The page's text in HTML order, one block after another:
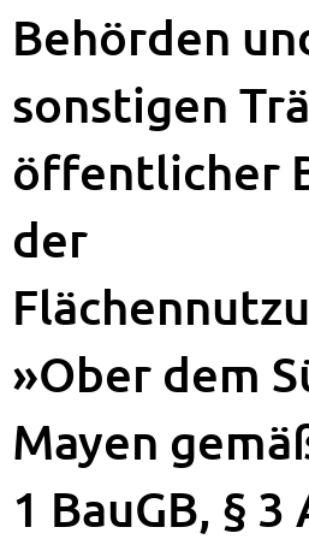
Behörden
sonstigen
öffentlicher
der
»Ober dem
Mayen
1 BauGB, § 3